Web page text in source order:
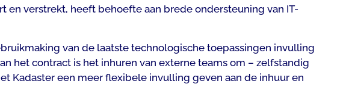
en verstrekt, heeft behoefte aan brede ondersteuning van IT-
van de laatste technologische toepassingen invulling
het contract is het inhuren van externe teams om – zelfstandig
Kadaster een meer flexibele invulling geven aan de inhuur en